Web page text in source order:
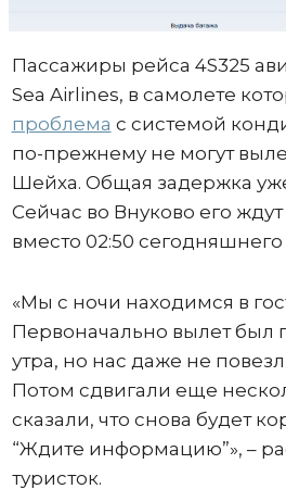
Пассажиры рейса 4S325
Sea Airlines, в самолете
проблема с системой
по-прежнему не могут
Шейха. Общая задержка
Сейчас во Внуково его ждут
вместо 02:50 сегодняшнего
«Мы с ночи находимся в
Первоначально вылет был
утра, но нас даже не
Потом сдвигали еще
сказали, что снова будет
“Ждите информацию”», –
туристок.